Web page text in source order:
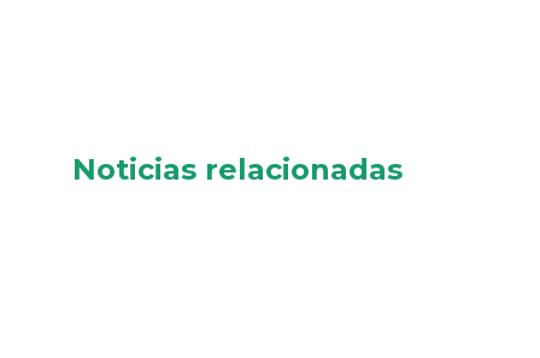
Noticias relacionadas